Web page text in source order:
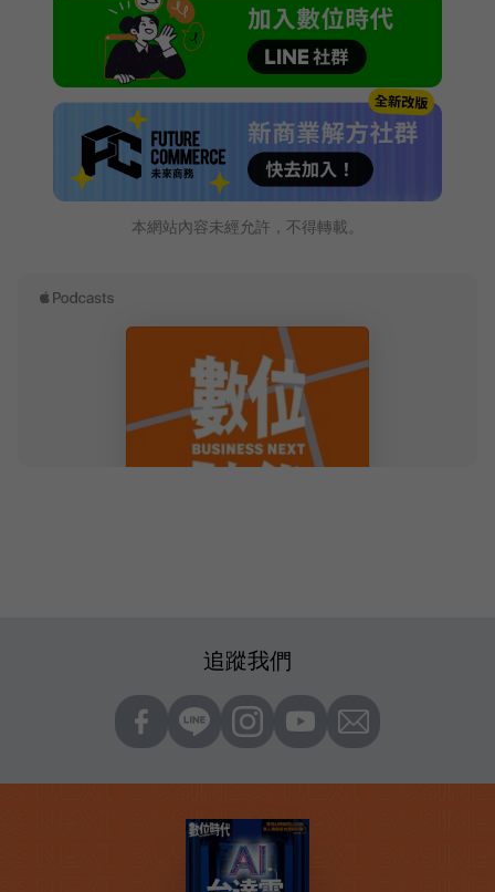
本網站內容未經允許，不得轉載。
追蹤我們